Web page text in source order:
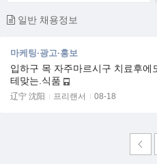
일반 채용정보
마케팅·광고·홍보
입하구 목 자주마르시구 치료후에도 자주층치생기는 분한
테맞는.식품
辽宁 沈阳 프리랜서 08-18